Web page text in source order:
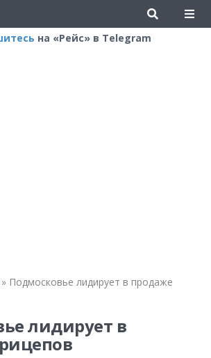
на «Рейс» в Telegram
» Подмосковье лидирует в продаже
лидирует в